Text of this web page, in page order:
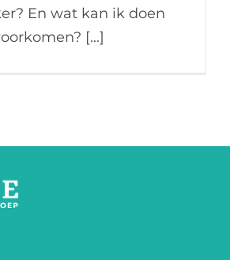
En wat kan ik doen
[...]